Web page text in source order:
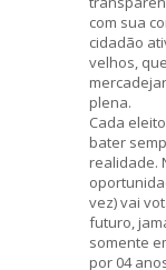
com sua
cidadão
velhos,
plena.
Cada
bater
realidade.
vez) vai
futuro,
somente
por 04